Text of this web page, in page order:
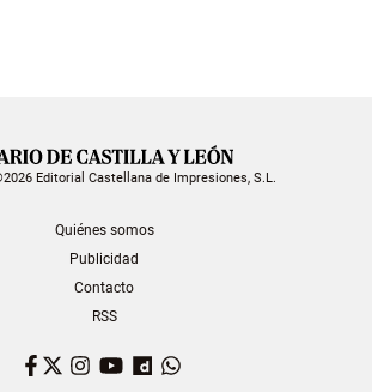
Editorial Castellana de Impresiones, S.L.
Quiénes somos
Publicidad
Contacto
RSS
Facebook
TwitterInstagram
YouTubeDailymotion